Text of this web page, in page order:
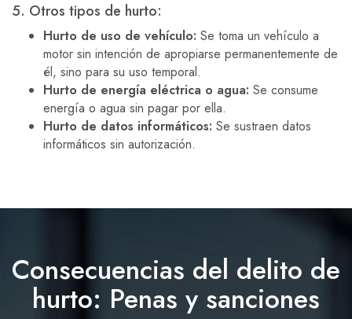
5. Otros tipos de hurto:
Hurto de uso de vehículo: Se toma un vehículo a
motor sin intención de apropiarse permanentemente de
él, sino para su uso temporal.
Hurto de energía eléctrica o agua: Se consume
energía o agua sin pagar por ella.
Hurto de datos informáticos: Se sustraen datos
informáticos sin autorización.
Consecuencias del delito de
hurto: Penas y sanciones